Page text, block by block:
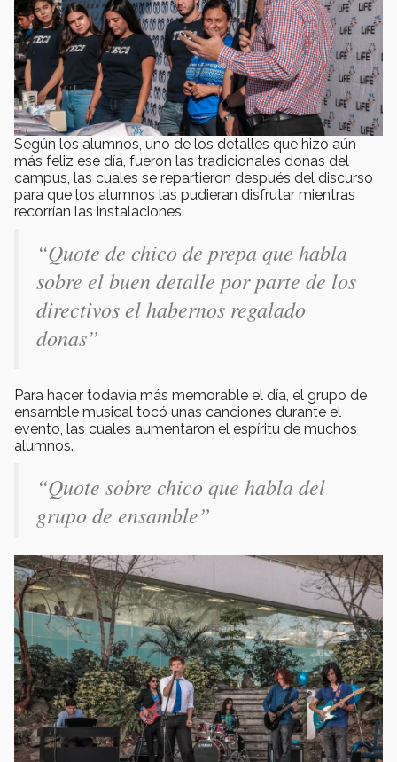
Según los alumnos, uno de los detalles que hizo aún
más feliz ese día, fueron las tradicionales donas del
campus, las cuales se repartieron después del discurso
para que los alumnos las pudieran disfrutar mientras
recorrían las instalaciones.
“Quote de chico de prepa que habla
sobre el buen detalle por parte de los
directivos el habernos regalado
donas”
Para hacer todavía más memorable el día, el grupo de
ensamble musical tocó unas canciones durante el
evento, las cuales aumentaron el espíritu de muchos
alumnos.
“Quote sobre chico que habla del
grupo de ensamble”